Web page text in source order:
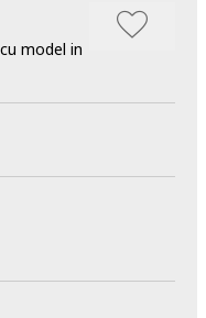
model in